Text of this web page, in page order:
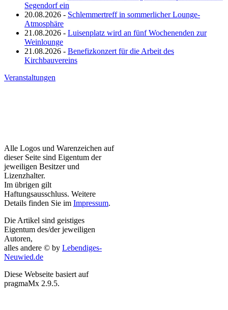
Segendorf ein
20.08.2026 - Schlemmertreff in sommerlicher Lounge-
Atmosphäre
21.08.2026 - Luisenplatz wird an fünf Wochenenden zur
Weinlounge
21.08.2026 - Benefizkonzert für die Arbeit des
Kirchbauvereins
Veranstaltungen
Alle Logos und Warenzeichen auf
dieser Seite sind Eigentum der
jeweiligen Besitzer und
Lizenzhalter.
Im übrigen gilt
Haftungsausschluss. Weitere
Details finden Sie im Impressum.
Die Artikel sind geistiges
Eigentum des/der jeweiligen
Autoren,
alles andere © by Lebendiges-
Neuwied.de
Diese Webseite basiert auf
pragmaMx 2.9.5.